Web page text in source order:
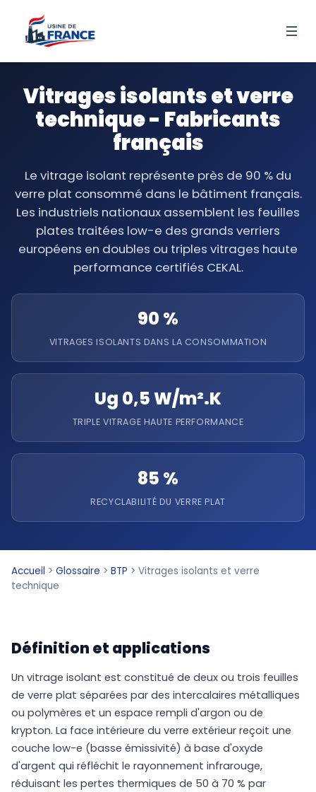
Vitrages isolants et verre
technique - Fabricants
français
Le vitrage isolant représente près de 90 % du
verre plat consommé dans le bâtiment français.
Les industriels nationaux assemblent les feuilles
plates traitées low-e des grands verriers
européens en doubles ou triples vitrages haute
performance certifiés CEKAL.
90 %
VITRAGES ISOLANTS DANS LA CONSOMMATION
Ug 0,5 W/m².K
TRIPLE VITRAGE HAUTE PERFORMANCE
85 %
RECYCLABILITÉ DU VERRE PLAT
Accueil > Glossaire > BTP > Vitrages isolants et verre
technique
Définition et applications
Un vitrage isolant est constitué de deux ou trois feuilles
de verre plat séparées par des intercalaires métalliques
ou polymères et un espace rempli d'argon ou de
krypton. La face intérieure du verre extérieur reçoit une
couche low-e (basse émissivité) à base d'oxyde
d'argent qui réfléchit le rayonnement infrarouge,
réduisant les pertes thermiques de 50 à 70 % par